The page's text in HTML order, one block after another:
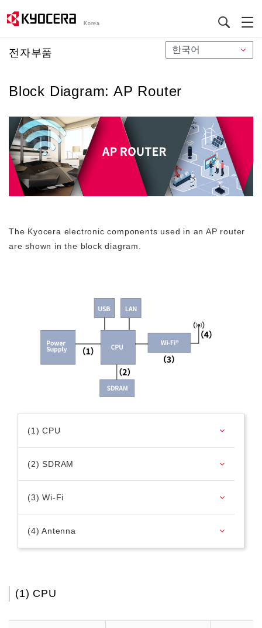
Korea
전자부품
Block Diagram: AP Router
The Kyocera electronic components used in an AP router
are shown in the block diagram.
(1) CPU
(2) SDRAM
(3) Wi-Fi
(4) Antenna
(1) CPU